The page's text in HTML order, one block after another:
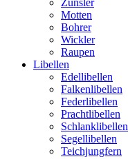
Zünsler
Motten
Bohrer
Wickler
Raupen
Libellen
Edellibellen
Falkenlibellen
Federlibellen
Prachtlibellen
Schlanklibellen
Segellibellen
Teichjungfern